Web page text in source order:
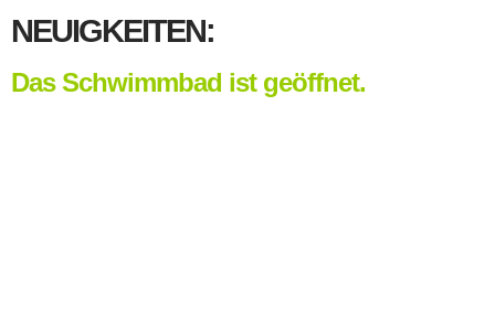
NEUIGKEITEN:
Das Schwimmbad ist geöffnet.